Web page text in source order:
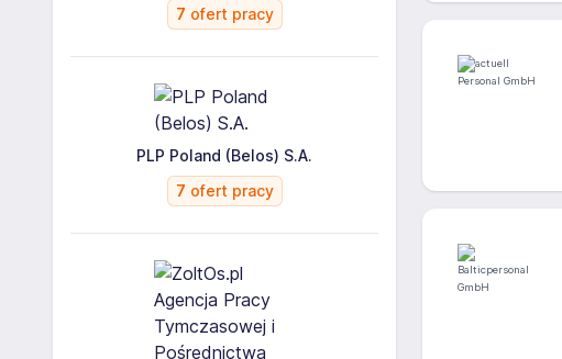
7 ofert pracy
PLP Poland (Belos) S.A.
7 ofert pracy